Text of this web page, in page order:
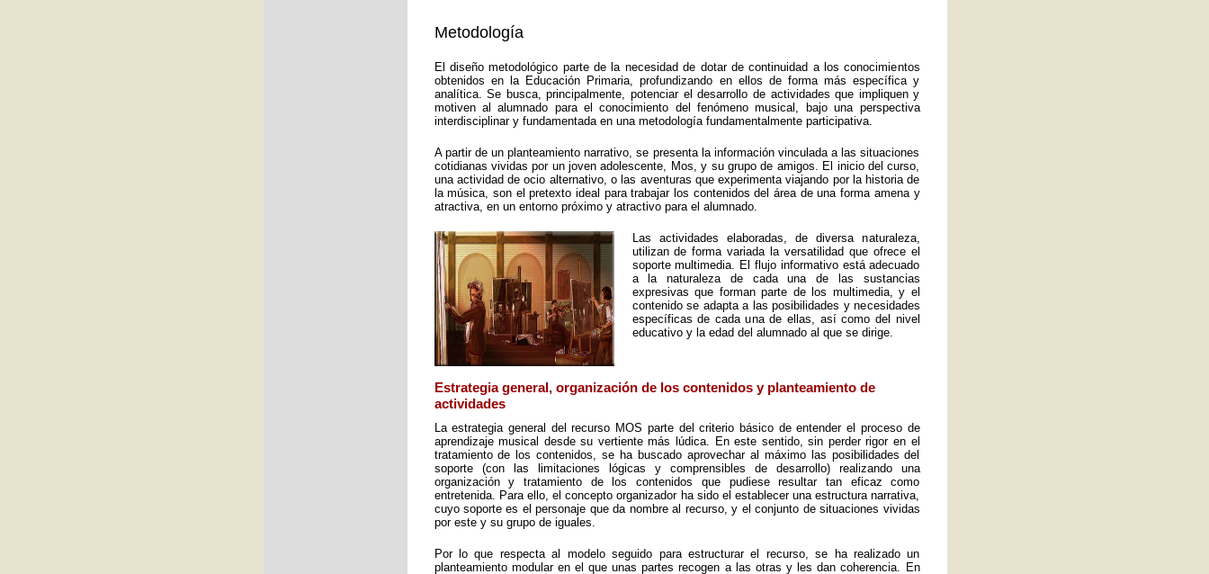
Metodología
El diseño metodológico parte de la necesidad de dotar de continuidad a los conocimientos
obtenidos en la Educación Primaria, profundizando en ellos de forma más específica y
analítica. Se busca, principalmente, potenciar el desarrollo de actividades que impliquen y
motiven al alumnado para el conocimiento del fenómeno musical, bajo una perspectiva
interdisciplinar y fundamentada en una metodología fundamentalmente participativa.
A partir de un planteamiento narrativo, se presenta la información vinculada a las situaciones
cotidianas vividas por un joven adolescente, Mos, y su grupo de amigos. El inicio del curso,
una actividad de ocio alternativo, o las aventuras que experimenta viajando por la historia de
la música, son el pretexto ideal para trabajar los contenidos del área de una forma amena y
atractiva, en un entorno próximo y atractivo para el alumnado.
Las actividades elaboradas, de diversa naturaleza,
utilizan de forma variada la versatilidad que ofrece el
soporte multimedia. El flujo informativo está adecuado
a la naturaleza de cada una de las sustancias
expresivas que forman parte de los multimedia, y el
contenido se adapta a las posibilidades y necesidades
específicas de cada una de ellas, así como del nivel
educativo y la edad del alumnado al que se dirige.
Estrategia general, organización de los contenidos y planteamiento de
actividades
La estrategia general del recurso MOS parte del criterio básico de entender el proceso de
aprendizaje musical desde su vertiente más lúdica. En este sentido, sin perder rigor en el
tratamiento de los contenidos, se ha buscado aprovechar al máximo las posibilidades del
soporte (con las limitaciones lógicas y comprensibles de desarrollo) realizando una
organización y tratamiento de los contenidos que pudiese resultar tan eficaz como
entretenida. Para ello, el concepto organizador ha sido el establecer una estructura narrativa,
cuyo soporte es el personaje que da nombre al recurso, y el conjunto de situaciones vividas
por este y su grupo de iguales.
Por lo que respecta al modelo seguido para estructurar el recurso, se ha realizado un
planteamiento modular en el que unas partes recogen a las otras y les dan coherencia. En